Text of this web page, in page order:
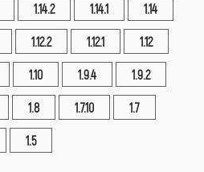
1.14.2 1.14.1 1.14
1.12.2 1.12.1 1.12
1.10 1.9.4 1.9.2
1.8 1.7.10 1.7
1.5